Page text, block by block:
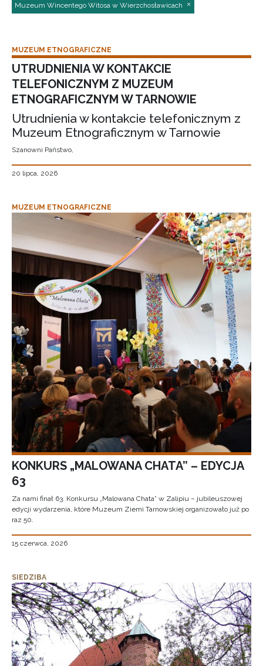
Muzeum Wincentego Witosa w Wierzchosławicach
MUZEUM ETNOGRAFICZNE
UTRUDNIENIA W KONTAKCIE
TELEFONICZNYM Z MUZEUM
ETNOGRAFICZNYM W TARNOWIE
Utrudnienia w kontakcie telefonicznym z
Muzeum Etnograficznym w Tarnowie
Szanowni Państwo,
20 lipca, 2026
MUZEUM ETNOGRAFICZNE
KONKURS „MALOWANA CHATA” – EDYCJA
63
Za nami finał 63. Konkursu „Malowana Chata” w Zalipiu – jubileuszowej
edycji wydarzenia, które Muzeum Ziemi Tarnowskiej organizowało już po
raz 50.
15 czerwca, 2026
SIEDZIBA